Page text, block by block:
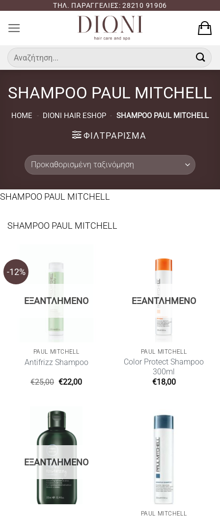
περιεχόμενο
ΤΗΛ. ΠΑΡΑΓΓΕΛΙΕΣ: 28210 91906
Αναζήτηση
για:
SHAMPOO PAUL MITCHELL
HOME - DIONI HAIR ESHOP - SHAMPOO PAUL MITCHELL
ΦΙΛΤΡΆΡΙΣΜΑ
SHAMPOO PAUL MITCHELL
SHAMPOO PAUL MITCHELL
-12%
ΕΞΑΝΤΛΗΜΈΝΟ
PAUL MITCHELL
Antifrizz Shampoo
€25,00 Original
price
€22,00Η
ΕΞΑΝΤΛΗΜΈΝΟ
PAUL MITCHELL
Color Protect Shampoo
300ml
€18,00
ΕΞΑΝΤΛΗΜΈΝΟ
PAUL MITCHELL